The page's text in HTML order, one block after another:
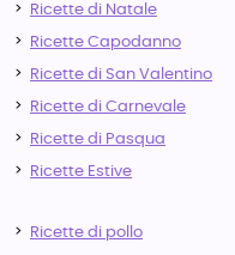
Ricette di Natale
Ricette Capodanno
Ricette di San Valentino
Ricette di Carnevale
Ricette di Pasqua
Ricette Estive
Ricette di pollo